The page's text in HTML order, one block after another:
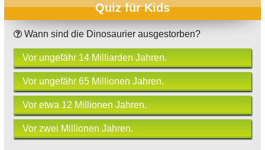
Quiz für Kids
Wann sind die Dinosaurier ausgestorben?
Vor ungefähr 14 Milliarden Jahren.
Vor ungefähr 65 Millionen Jahren.
Vor etwa 12 Millionen Jahren.
Vor zwei Millionen Jahren.